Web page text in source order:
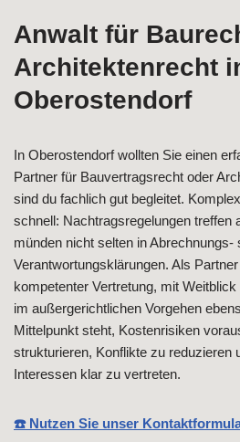
Anwalt für
Architektenrecht
Oberostendorf
In Oberostendorf wollten Sie einen
Partner für Bauvertragsrecht oder
sind du fachlich gut begleitet.
schnell: Nachtragsregelungen treffen
münden nicht selten in Abrechnungs-
Verantwortungsklärungen. Als
kompetenter Vertretung, mit
im außergerichtlichen Vorgehen
Mittelpunkt steht, Kostenrisiken
strukturieren, Konflikte zu reduzieren
Interessen klar zu vertreten.
☎️ Nutzen Sie unser